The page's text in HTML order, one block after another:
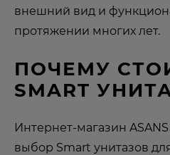
внешний вид и
протяжении многих лет.
ПОЧЕМУ
SMART
Интернет-магазин
выбор Smart унитазов